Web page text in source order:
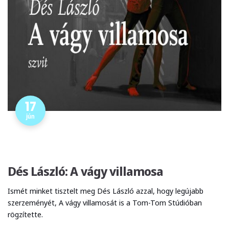
17
jún
Dés László: A vágy villamosa
Ismét minket tisztelt meg Dés László azzal, hogy legújabb
szerzeményét, A vágy villamosát is a Tom-Tom Stúdióban
rögzítette.